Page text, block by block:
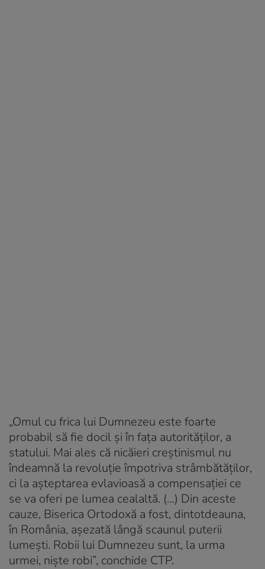
„Omul cu frica lui Dumnezeu este foarte
probabil să fie docil și în fața autorităților, a
statului. Mai ales că nicăieri creștinismul nu
îndeamnă la revoluție împotriva strâmbătăților,
ci la așteptarea evlavioasă a compensației ce
se va oferi pe lumea cealaltă. (…) Din aceste
cauze, Biserica Ortodoxă a fost, dintotdeauna,
în România, așezată lângă scaunul puterii
lumești. Robii lui Dumnezeu sunt, la urma
urmei, niște robi”, conchide CTP.